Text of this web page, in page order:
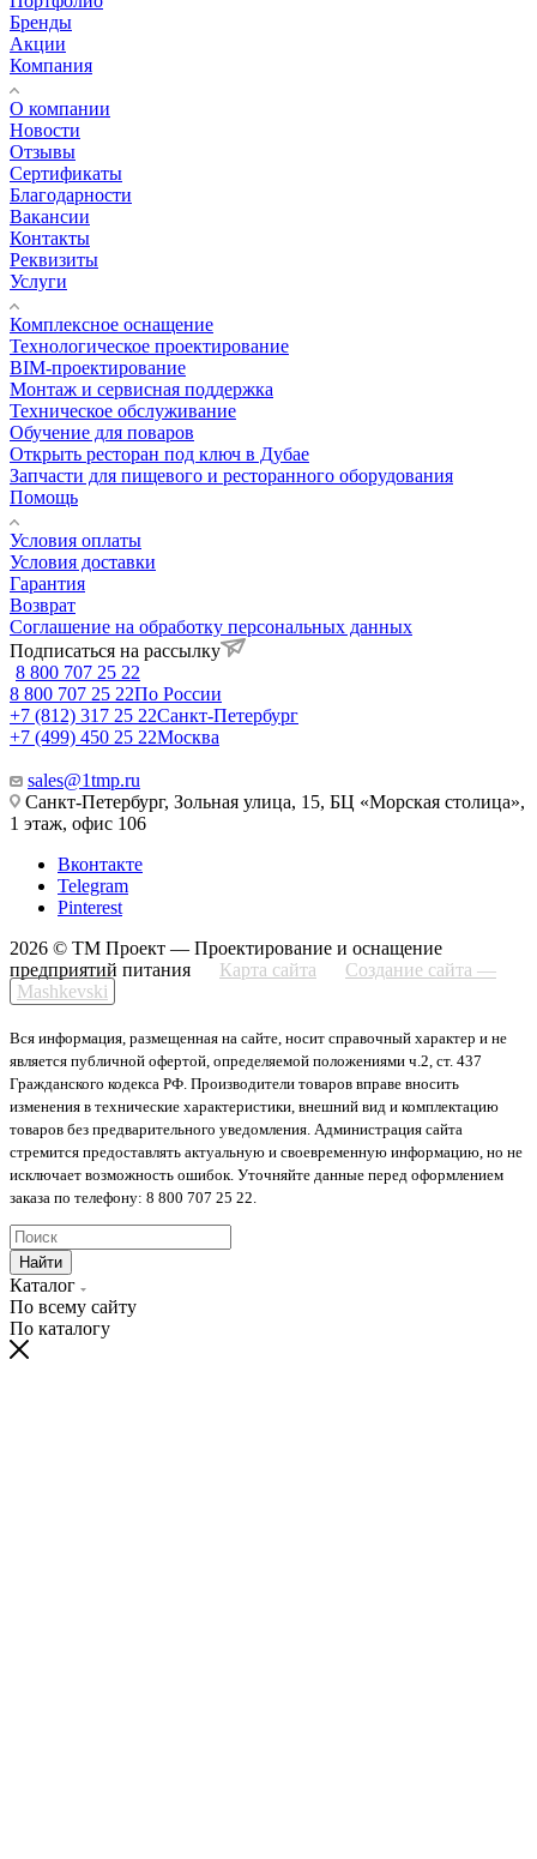
Бренды
Акции
Компания
О компании
Новости
Отзывы
Сертификаты
Благодарности
Вакансии
Контакты
Реквизиты
Услуги
Комплексное оснащение
Технологическое проектирование
BIM-проектирование
Монтаж и сервисная поддержка
Техническое обслуживание
Обучение для поваров
Открыть ресторан под ключ в Дубае
Запчасти для пищевого и ресторанного оборудования
Помощь
Условия оплаты
Условия доставки
Гарантия
Возврат
Соглашение на обработку персональных данных
Подписаться на рассылку
8 800 707 25 22
8 800 707 25 22По России
+7 (812) 317 25 22Санкт-Петербург
+7 (499) 450 25 22Москва
sales@1tmp.ru
Санкт-Петербург, Зольная улица, 15, БЦ «Морская столица»,
1 этаж, офис 106
Вконтакте
Telegram
Pinterest
2026 © ТМ Проект — Проектирование и оснащение
предприятий питания
Карта сайта
Создание сайта —
Mashkevski
Вся информация, размещенная на сайте, носит справочный характер и не
является публичной офертой, определяемой положениями ч.2, ст. 437
Гражданского кодекса РФ. Производители товаров вправе вносить
изменения в технические характеристики, внешний вид и комплектацию
товаров без предварительного уведомления. Администрация сайта
стремится предоставлять актуальную и своевременную информацию, но не
исключает возможность ошибок. Уточняйте данные перед оформлением
заказа по телефону: 8 800 707 25 22.
Найти
Каталог
По всему сайту
По каталогу